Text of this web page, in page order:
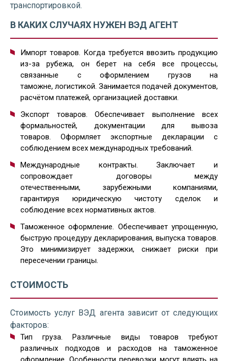
транспортировкой.
В КАКИХ СЛУЧАЯХ НУЖЕН ВЭД АГЕНТ
Импорт товаров. Когда требуется ввозить продукцию
из-за рубежа, он берет на себя все процессы,
связанные с оформлением грузов на
таможне, логистикой. Занимается подачей документов,
расчётом платежей, организацией доставки.
Экспорт товаров. Обеспечивает выполнение всех
формальностей, документации для вывоза
товаров. Оформляет экспортные декларации с
соблюдением всех международных требований.
Международные контракты. Заключает и
сопровождает договоры между
отечественными, зарубежными компаниями,
гарантируя юридическую чистоту сделок и
соблюдение всех нормативных актов.
Таможенное оформление. Обеспечивает упрощенную,
быструю процедуру декларирования, выпуска товаров.
Это минимизирует задержки, снижает риски при
пересечении границы.
СТОИМОСТЬ
Стоимость услуг ВЭД агента зависит от следующих
факторов:
Тип груза. Различные виды товаров требуют
различных подходов и расходов на таможенное